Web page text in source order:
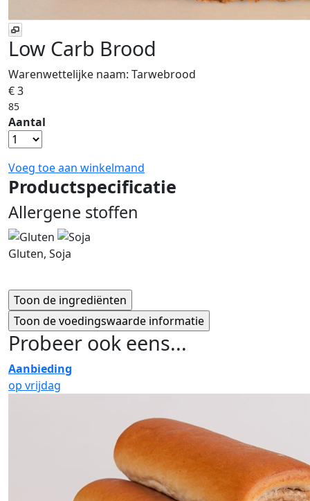
Low Carb Brood
Warenwettelijke naam: Tarwebrood
€ 3
85
Aantal
Voeg toe aan winkelmand
Productspecificatie
Allergene stoffen
Gluten, Soja
Probeer ook eens...
Aanbieding
op vrijdag